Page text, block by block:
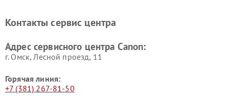
Контакты сервис центра
Адрес сервисного центра Canon:
г. Омск, ​Лесной проезд, 11
Горячая линия:
+7 (381) 267-81-50